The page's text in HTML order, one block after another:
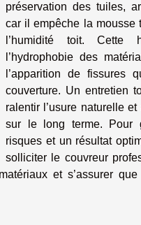
préservation des tuiles,
car il empêche la mousse
l’humidité toit. Cette
l’hydrophobie des
l’apparition de fissures
couverture. Un entretien
ralentir l’usure naturelle
sur le long terme. Pour
risques et un résultat
solliciter le couvreur
et s’assurer